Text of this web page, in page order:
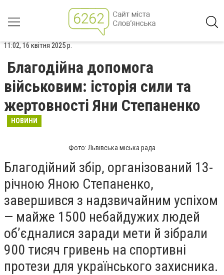
11:02, 16 квітня 2025 р.
Благодійна допомога
військовим: історія сили та
жертовності Яни Степаненко
НОВИНИ
Фото: Львівська міська рада
Благодійний збір, організований 13-
річною Яною Степаненко,
завершився з надзвичайним успіхом
— майже 1500 небайдужих людей
об’єдналися заради мети й зібрали
900 тисяч гривень на спортивні
протези для українського захисника.